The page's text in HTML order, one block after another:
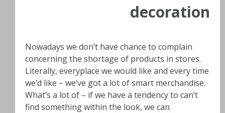
decoration
Nowadays we don’t have chance to complain
concerning the shortage of products in stores.
Literally, everyplace we would like and every time
we’d like – we’ve got a lot of smart merchandise.
What’s a lot of – if we have a tendency to can’t
find something within the look, we can